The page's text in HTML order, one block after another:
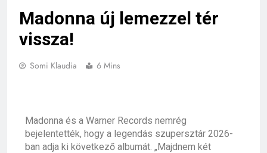
Madonna új lemezzel tér
vissza!
Somi Klaudia 6 Mins
Madonna és a Warner Records nemrég
bejelentették, hogy a legendás szupersztár 2026-
ban adja ki következő albumát. „Majdnem két